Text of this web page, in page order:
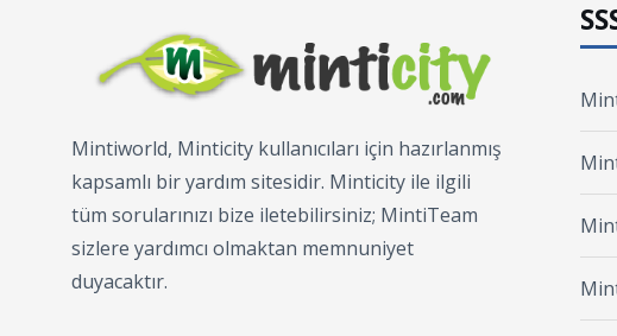
Mintiworld, Minticity kullanıcıları için hazırlanmış
kapsamlı bir yardım sitesidir. Minticity ile ilgili
tüm sorularınızı bize iletebilirsiniz; MintiTeam
sizlere yardımcı olmaktan memnuniyet
duyacaktır.